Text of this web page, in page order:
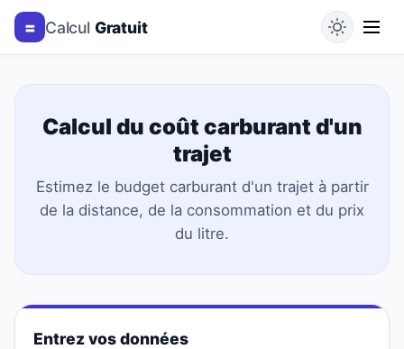
= Calcul Gratuit
Calcul du coût carburant d'un
trajet
Estimez le budget carburant d'un trajet à partir
de la distance, de la consommation et du prix
du litre.
Entrez vos données